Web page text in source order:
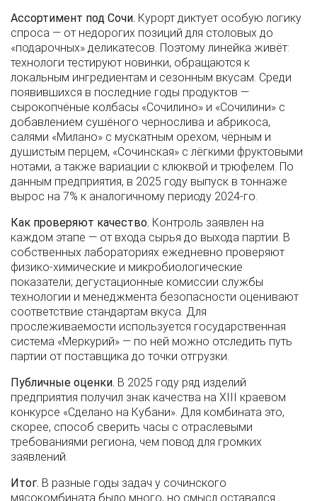
Ассортимент под Сочи. Курорт диктует особую логику
спроса — от недорогих позиций для столовых до
«подарочных» деликатесов. Поэтому линейка живёт:
технологи тестируют новинки, обращаются к
локальным ингредиентам и сезонным вкусам. Среди
появившихся в последние годы продуктов —
сырокопчёные колбасы «Сочилино» и «Сочилини» с
добавлением сушёного чернослива и абрикоса,
салями «Милано» с мускатным орехом, чёрным и
душистым перцем, «Сочинская» с лёгкими фруктовыми
нотами, а также вариации с клюквой и трюфелем. По
данным предприятия, в 2025 году выпуск в тоннаже
вырос на 7% к аналогичному периоду 2024-го.
Как проверяют качество. Контроль заявлен на
каждом этапе — от входа сырья до выхода партии. В
собственных лабораториях ежедневно проверяют
физико-химические и микробиологические
показатели; дегустационные комиссии службы
технологии и менеджмента безопасности оценивают
соответствие стандартам вкуса. Для
прослеживаемости используется государственная
система «Меркурий» — по ней можно отследить путь
партии от поставщика до точки отгрузки.
Публичные оценки. В 2025 году ряд изделий
предприятия получил знак качества на XIII краевом
конкурсе «Сделано на Кубани». Для комбината это,
скорее, способ сверить часы с отраслевыми
требованиями региона, чем повод для громких
заявлений.
Итог. В разные годы задач у сочинского
мясокомбината было много, но смысл оставался